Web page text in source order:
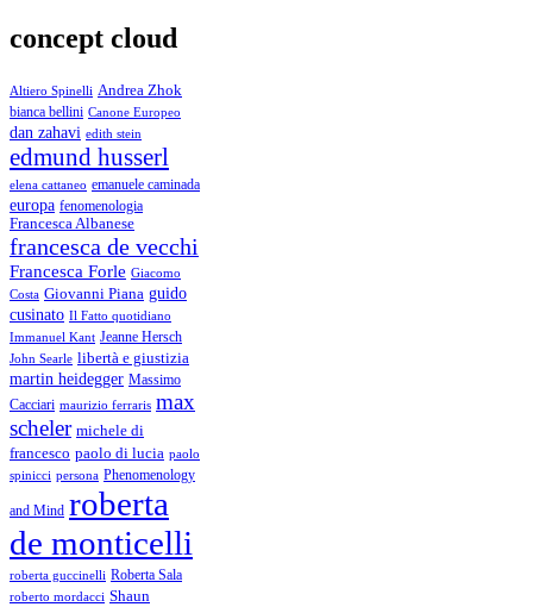
concept cloud
Altiero Spinelli Andrea Zhok
bianca bellini Canone Europeo
dan zahavi edith stein
edmund husserl
elena cattaneo emanuele caminada
europa fenomenologia
Francesca Albanese
francesca de vecchi
Francesca Forle Giacomo
Costa Giovanni Piana guido
cusinato Il Fatto quotidiano
Immanuel Kant Jeanne Hersch
John Searle libertà e giustizia
martin heidegger Massimo
Cacciari maurizio ferraris max
scheler michele di
francesco paolo di lucia paolo
spinicci persona Phenomenology
and Mind roberta
de monticelli
roberta guccinelli Roberta Sala
roberto mordacci Shaun